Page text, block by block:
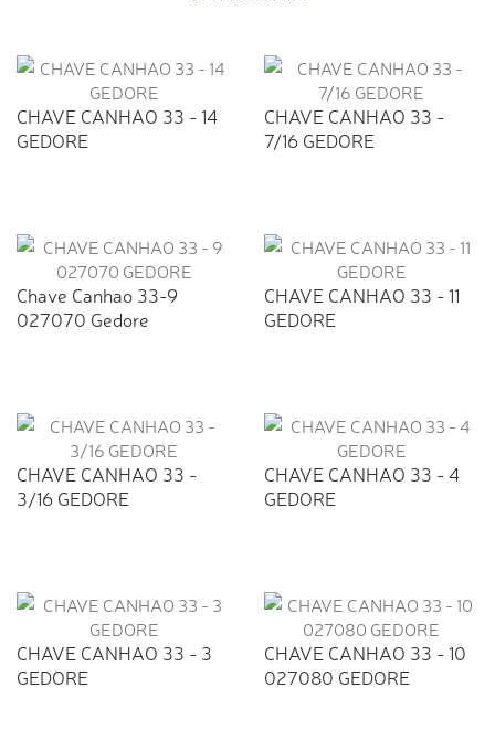
CHAVE CANHAO 33 - 14
GEDORE
CHAVE CANHAO 33 -
7/16 GEDORE
Chave Canhao 33-9
027070 Gedore
CHAVE CANHAO 33 - 11
GEDORE
CHAVE CANHAO 33 -
3/16 GEDORE
CHAVE CANHAO 33 - 4
GEDORE
CHAVE CANHAO 33 - 3
GEDORE
CHAVE CANHAO 33 - 10
027080 GEDORE